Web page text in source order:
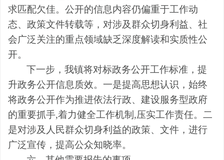
求匹配欠佳。公开的信息内容仍偏重于工作动
态、政策文件转载等，对涉及群众切身利益、社
会广泛关注的重点领域缺乏深度解读和实质性公
开。
下一步，我镇将对标政务公开工作标准，提
升政务公开信息质效。一是提高思想认识，始终
将政务公开作为推进依法行政、建设服务型政府
的重要抓手,着力健全工作机制,压实工作责任。二
是对涉及人民群众切身利益的政策、文件，进行
广泛宣传，提高公众知晓率。